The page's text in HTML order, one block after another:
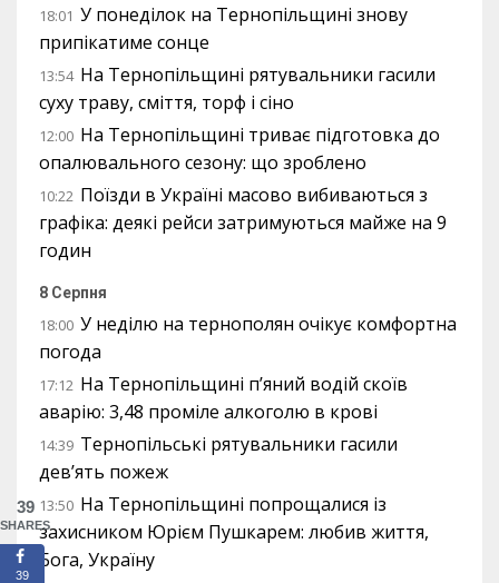
18:01 У понеділок на Тернопільщині знову
припікатиме сонце
13:54 На Тернопільщині рятувальники гасили
суху траву, сміття, торф і сіно
12:00 На Тернопільщині триває підготовка до
опалювального сезону: що зроблено
10:22 Поїзди в Україні масово вибиваються з
графіка: деякі рейси затримуються майже на 9
годин
8 Серпня
18:00 У неділю на тернополян очікує комфортна
погода
17:12 На Тернопільщині п’яний водій скоїв
аварію: 3,48 проміле алкоголю в крові
14:39 Тернопільські рятувальники гасили
дев’ять пожеж
13:50 На Тернопільщині попрощалися із
захисником Юрієм Пушкарем: любив життя,
Бога, Україну
39
SHARES
39